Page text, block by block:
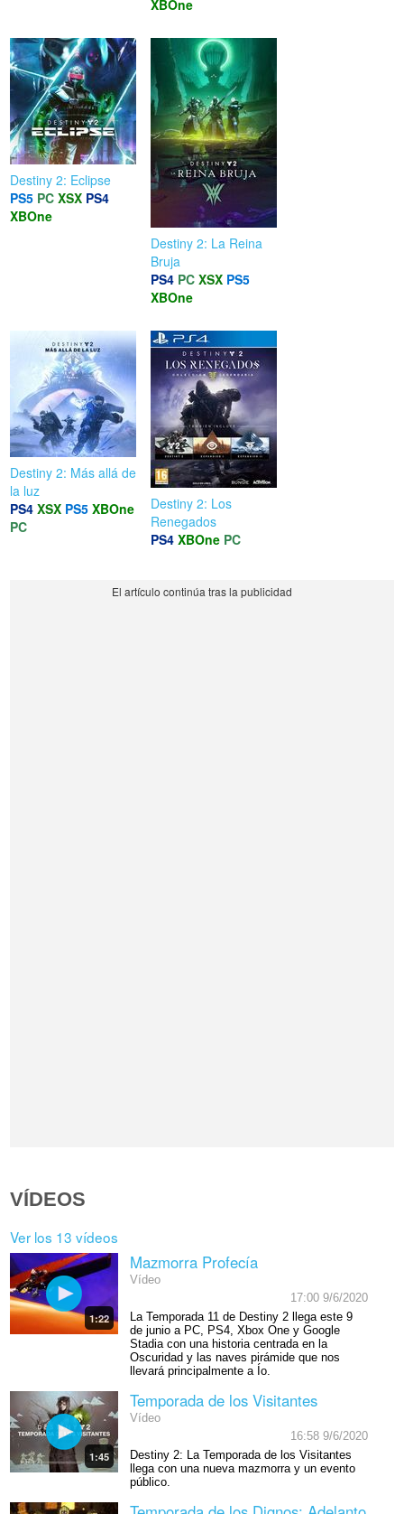
XBOne
Destiny 2: Eclipse
PS5 PC XSX PS4
XBOne
Destiny 2: La Reina
Bruja
PS4 PC XSX PS5
XBOne
Destiny 2: Más allá de
la luz
PS4 XSX PS5 XBOne
PC
Destiny 2: Los
Renegados
PS4 XBOne PC
VÍDEOS
Ver los 13 vídeos
1:22
Mazmorra Profecía
Vídeo
17:00 9/6/2020
La Temporada 11 de Destiny 2 llega este 9
de junio a PC, PS4, Xbox One y Google
Stadia con una historia centrada en la
Oscuridad y las naves pirámide que nos
llevará principalmente a Ío.
1:45
Temporada de los Visitantes
Vídeo
16:58 9/6/2020
Destiny 2: La Temporada de los Visitantes
llega con una nueva mazmorra y un evento
público.